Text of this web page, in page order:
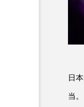
日
当